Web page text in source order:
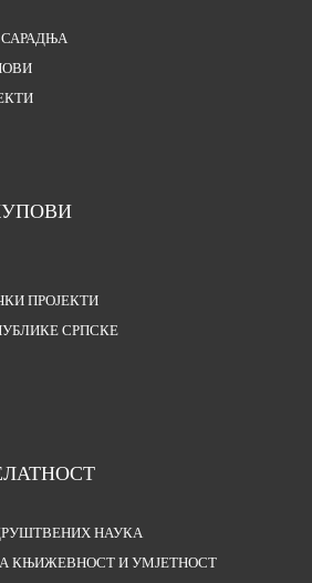
ПРОЈЕКТИ
СРПСКЕ
НАУКА
КЊИЖЕВНОСТ И УМЈЕТНОСТ